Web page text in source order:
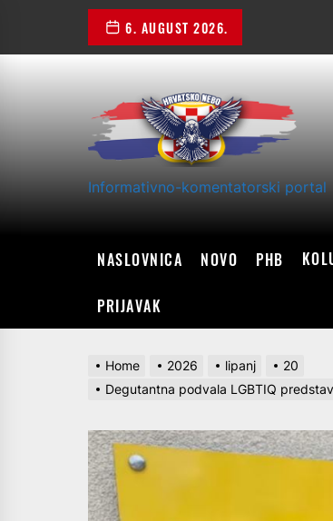
the
6. AUGUST 2026.
Informativno-komentatorski portal
NASLOVNICA NOVO PHB
PRIJAVAK
Home 2026 lipanj
20
Degutantna podvala LGBTIQ